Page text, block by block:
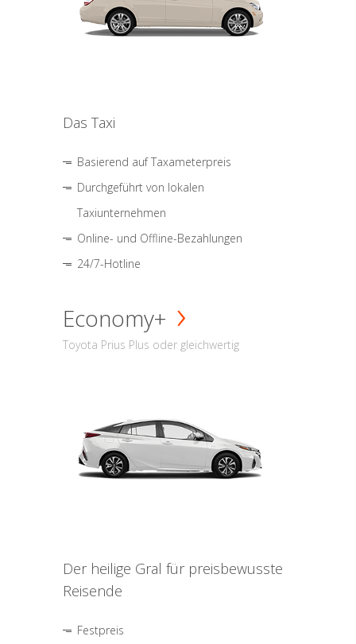
Das Taxi
Basierend auf Taxameterpreis
Durchgeführt von lokalen
Taxiunternehmen
Online- und Offline-Bezahlungen
24/7-Hotline
Economy+
Toyota Prius Plus oder gleichwertig
Der heilige Gral für preisbewusste
Reisende
Festpreis